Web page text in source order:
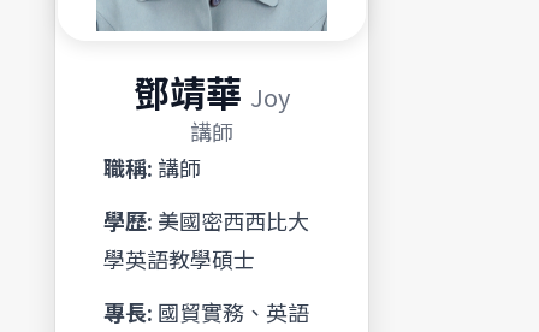
鄧靖華 Joy
講師
職稱: 講師
學歷: 美國密西西比大
學英語教學碩士
專長: 國貿實務、英語